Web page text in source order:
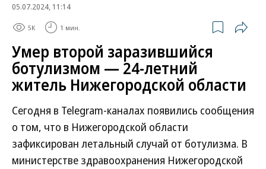
05.07.2024, 11:14
5K 1 мин.
Умер второй заразившийся
ботулизмом — 24-летний
житель Нижегородской области
Сегодня в Telegram-каналах появились сообщения
о том, что в Нижегородской области
зафиксирован летальный случай от ботулизма. В
министерстве здравоохранения Нижегородской